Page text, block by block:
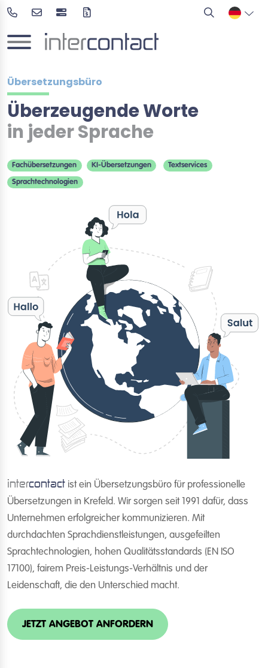
Übersetzungsbüro
Überzeugende Worte
in jeder Sprache
Fachübersetzungen KI-Übersetzungen Textservices
Sprachtechnologien
intercontact ist ein Übersetzungsbüro für professionelle
Übersetzungen in Krefeld. Wir sorgen seit 1991 dafür, dass
Unternehmen erfolgreicher kommunizieren. Mit
durchdachten Sprachdienstleistungen, ausgefeilten
Sprachtechnologien, hohen Qualitätsstandards (EN ISO
17100), fairem Preis-Leistungs-Verhältnis und der
Leidenschaft, die den Unterschied macht.
JETZT ANGEBOT ANFORDERN